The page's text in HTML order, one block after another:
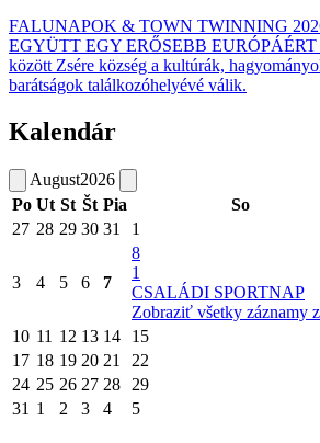
FALUNAPOK & TOWN TWINNING
EGYÜTT EGY ERŐSEBB EURÓPÁÉRT
között Zsére község a kultúrák,
barátságok találkozóhelyévé válik.
Kalendár
August2026
Po Ut St Št Pia So
27 28 29 30 31 1
3 4 5 6 7
8
1
CSALÁDI SPORTNAP
Zobraziť všetky záznamy
10 11 12 13 14 15
17 18 19 20 21 22
24 25 26 27 28 29
31 1 2 3 4 5